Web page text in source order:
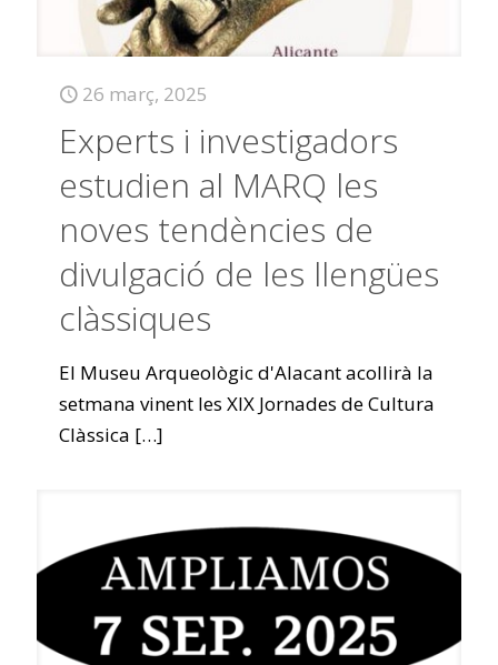
26 març, 2025
Experts i investigadors
estudien al MARQ les
noves tendències de
divulgació de les llengües
clàssiques
El Museu Arqueològic d'Alacant acollirà la
setmana vinent les XIX Jornades de Cultura
Clàssica […]